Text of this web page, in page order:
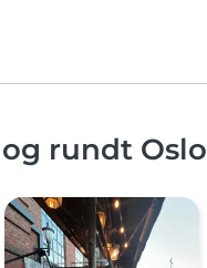
rundt Oslo